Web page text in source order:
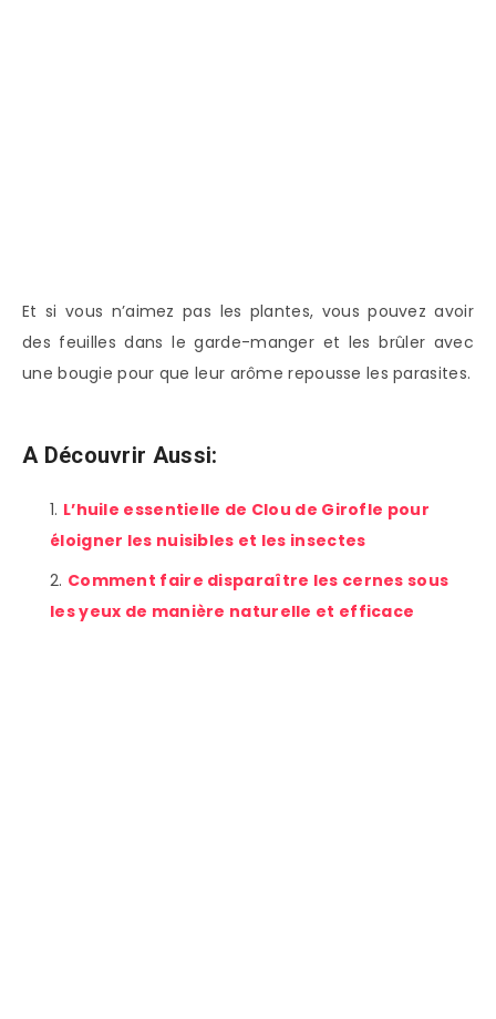
Et si vous n’aimez pas les plantes, vous pouvez avoir
des feuilles dans le garde-manger et les brûler avec
une bougie pour que leur arôme repousse les parasites.
A Découvrir Aussi:
L’huile essentielle de Clou de Girofle pour
éloigner les nuisibles et les insectes
Comment faire disparaître les cernes sous
les yeux de manière naturelle et efficace